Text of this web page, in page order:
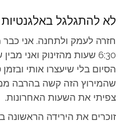
לא להתגלגל
חזרה לעמק ולתחנה. אני
6:30 שעות מהזינוק ואני
הסיום בלי שיעצרו אותי
שהמירוץ הזה קשה בהרבה
צפיתי את השעות האחרונות.
זוכרים את הירידה הראשונה